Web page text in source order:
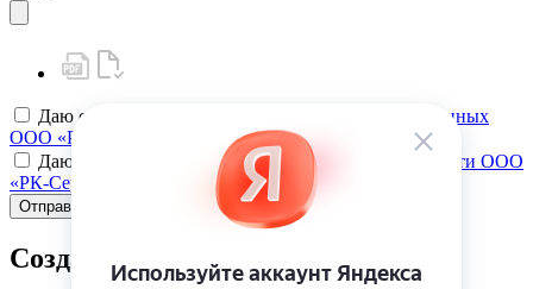
Даю своё
согласие на обработку персональных данных
ООО «РК-Сервис»
Даю своё
согласие на политику конфиденциальности ООО
«РК-Сервис»
Отправить
Создать карту клиента